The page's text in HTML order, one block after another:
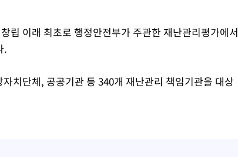
립 이래 최초로 행정안전부가 주관한 재난관리평가에서
.
치단체, 공공기관 등 340개 재난관리 책임기관을 대상